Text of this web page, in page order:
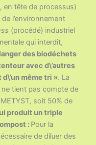
en tête de processus)
l’environnement
(procédé) industriel
qui interdit,
des biodéchets
avec d\’autres
même tri ». La
tient pas compte de
soit 50% de
produit un triple
: Pour la
de diluer des